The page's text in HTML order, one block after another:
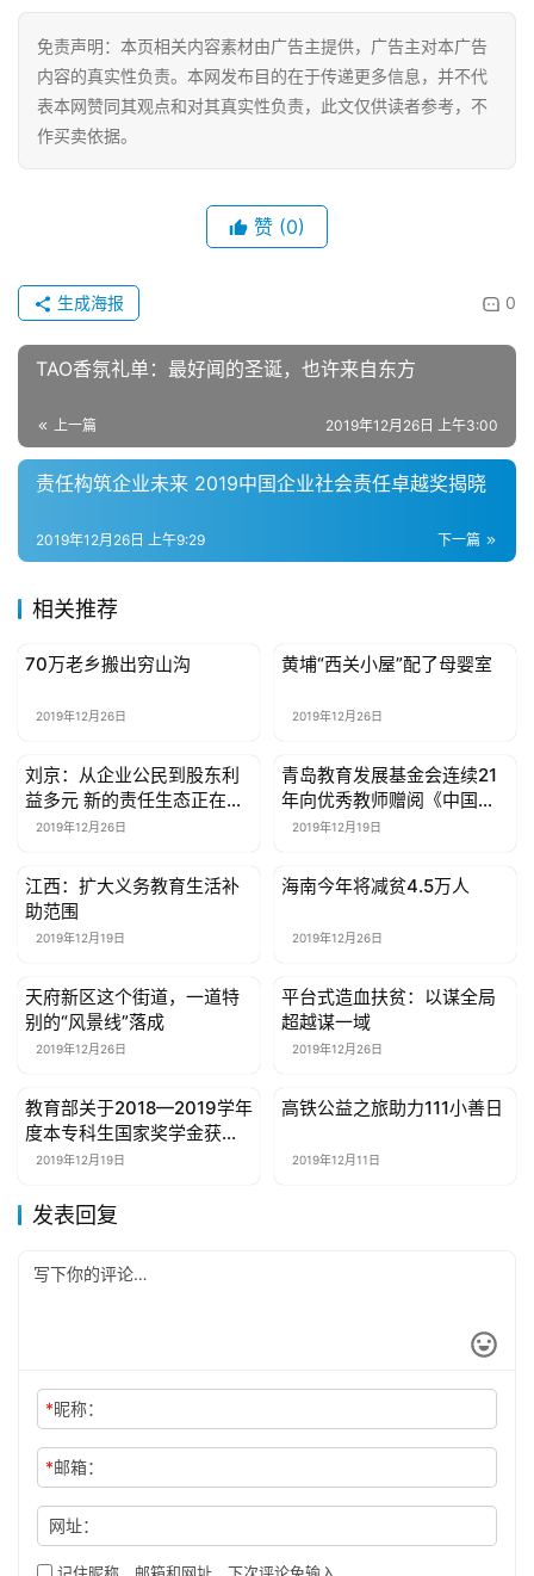
金
融
乐
艺
房
产
家
婴
子
时
尚
健
康
资
关
们
系
们
免责声明：本页相关内容素材由广告主提供，广告主对本广告
内容的真实性负责。本网发布目的在于传递更多信息，并不代
表本网赞同其观点和对其真实性负责，此文仅供读者参考，不
作买卖依据。
赞 (0)
0
生成海报
TAO香氛礼单：最好闻的圣诞，也许来自东方
上一篇 2019年12月26日 上午3:00
责任构筑企业未来 2019中国企业社会责任卓越奖揭晓
下一篇
2019年12月26日 上午9:29
相关推荐
公益资讯
70万老乡搬出穷山沟
2019年12月26日
公益资讯
黄埔“西关小屋”配了母婴室
2019年12月26日
公益资讯
刘京：从企业公民到股东利
益多元 新的责任生态正在形
成2019年12月26日
公益资讯
青岛教育发展基金会连续21
年向优秀教师赠阅《中国教
育报》
2019年12月19日
公益资讯
江西：扩大义务教育生活补
助范围
2019年12月19日
公益资讯
海南今年将减贫4.5万人
2019年12月26日
公益资讯
天府新区这个街道，一道特
别的“风景线”落成
2019年12月26日
公益资讯
平台式造血扶贫：以谋全局
超越谋一域
2019年12月26日
公益资讯
教育部关于2018—2019学年
度本专科生国家奖学金获奖
学生名单的公告
2019年12月19日
公益资讯
高铁公益之旅助力111小善日
2019年12月11日
发表回复
*昵称：
*邮箱：
网址：